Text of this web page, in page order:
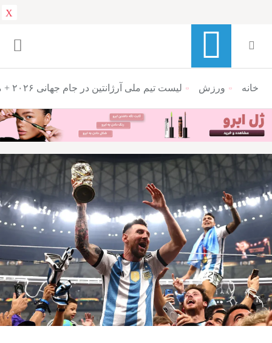
منوی ناوبری خرده نان
خانه ورزش لیست تیم ملی آرژانتین در جام جهانی ۲۰۲۶ + معرفی ستاره‌ها و غایبان سرشناس
X